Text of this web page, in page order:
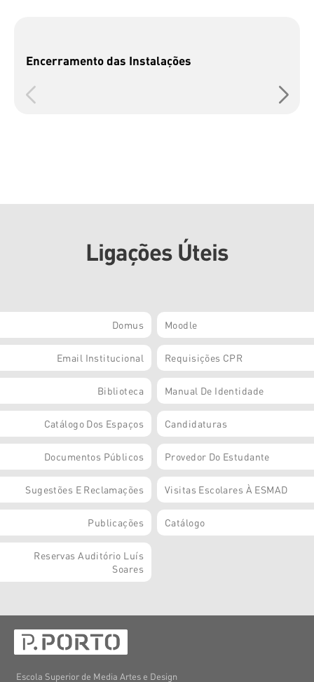
Encerramento das Instalações
Ligações Úteis
Domus Moodle
Email Institucional Requisições CPR
Biblioteca Manual De Identidade
Catálogo Dos Espaços Candidaturas
Documentos Públicos Provedor Do Estudante
Sugestões E Reclamações Visitas Escolares À ESMAD
Publicações Catálogo
Reservas Auditório Luís
Soares
Escola Superior de Media Artes e Design